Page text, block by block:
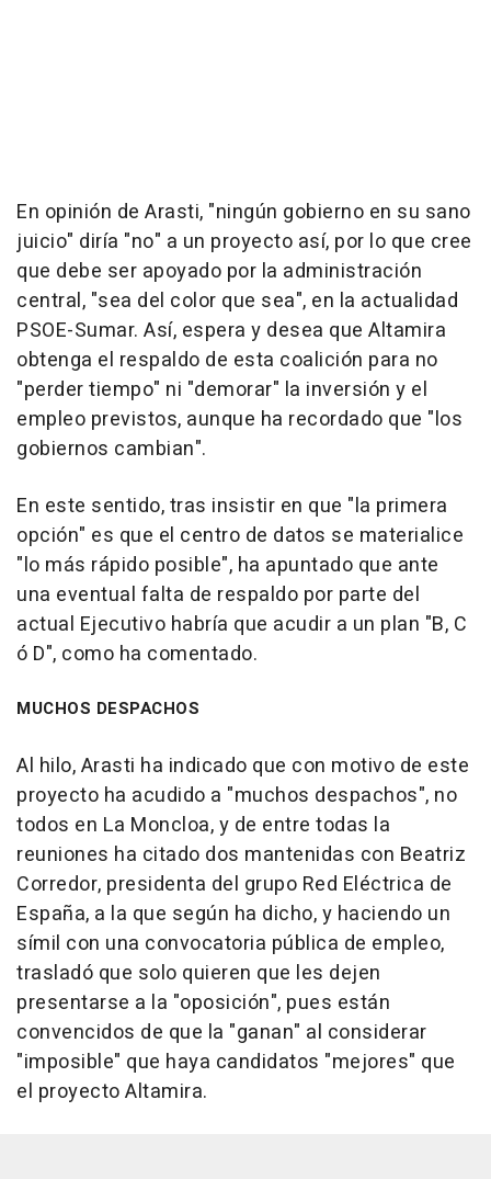
En opinión de Arasti, "ningún gobierno en su sano
juicio" diría "no" a un proyecto así, por lo que cree
que debe ser apoyado por la administración
central, "sea del color que sea", en la actualidad
PSOE-Sumar. Así, espera y desea que Altamira
obtenga el respaldo de esta coalición para no
"perder tiempo" ni "demorar" la inversión y el
empleo previstos, aunque ha recordado que "los
gobiernos cambian".
En este sentido, tras insistir en que "la primera
opción" es que el centro de datos se materialice
"lo más rápido posible", ha apuntado que ante
una eventual falta de respaldo por parte del
actual Ejecutivo habría que acudir a un plan "B, C
ó D", como ha comentado.
MUCHOS DESPACHOS
Al hilo, Arasti ha indicado que con motivo de este
proyecto ha acudido a "muchos despachos", no
todos en La Moncloa, y de entre todas la
reuniones ha citado dos mantenidas con Beatriz
Corredor, presidenta del grupo Red Eléctrica de
España, a la que según ha dicho, y haciendo un
símil con una convocatoria pública de empleo,
trasladó que solo quieren que les dejen
presentarse a la "oposición", pues están
convencidos de que la "ganan" al considerar
"imposible" que haya candidatos "mejores" que
el proyecto Altamira.